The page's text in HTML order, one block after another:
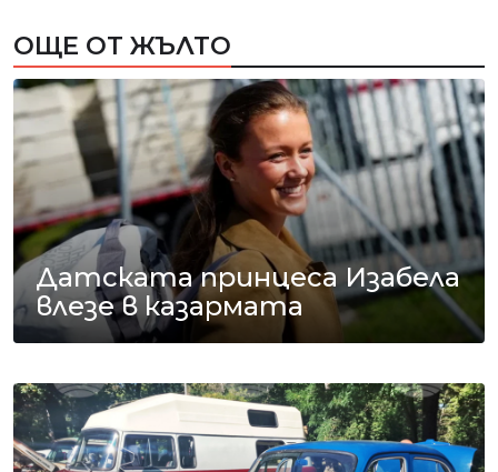
ОЩЕ ОТ ЖЪЛТО
Датската принцеса Изабела
влезе в казармата